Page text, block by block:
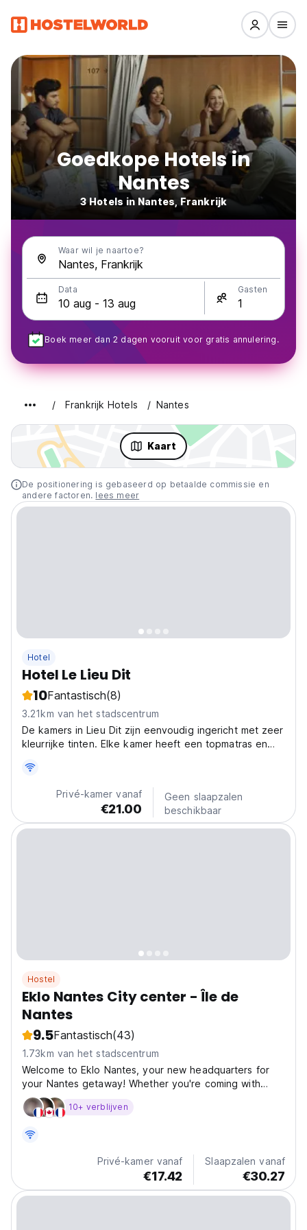
Goedkope Hotels in
Nantes
3 Hotels in Nantes, Frankrijk
Waar wil je naartoe?
Data Gasten
Boek meer dan 2 dagen vooruit voor gratis annulering.
Frankrijk Hotels Nantes
Kaart
De positionering is gebaseerd op betaalde commissie en
andere factoren. lees meer
Hotel
Hotel Le Lieu Dit
10Fantastisch(8)
3.21km van het stadscentrum
De kamers in Lieu Dit zijn eenvoudig ingericht met zeer
kleurrijke tinten. Elke kamer heeft een topmatras en
douche.
Privé-kamer vanaf
€21.00
Geen slaapzalen
beschikbaar
Hostel
Eklo Nantes City center - Île de
Nantes
9.5Fantastisch(43)
1.73km van het stadscentrum
Welcome to Eklo Nantes, your new headquarters for
your Nantes getaway! Whether you're coming with
family, friends, as a couple, or solo, we have 86 very
comfortable and stylish rooms just for you. Located
friendly...
10+ verblijven
Privé-kamer vanaf
€17.42
Slaapzalen vanaf
€30.27